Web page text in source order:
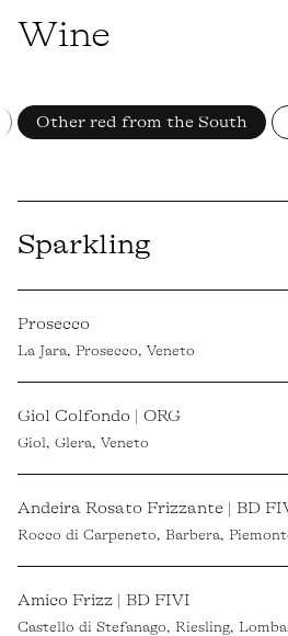
Wine
Other red from the South
Sparkling
Prosecco
La Jara, Prosecco, Veneto
Giol Colfondo | ORG
Giol, Glera, Veneto
Andeira Rosato Frizzante | BD
Rocco di Carpeneto, Barbera,
Amico Frizz | BD FIVI
Castello di Stefanago, Riesling,